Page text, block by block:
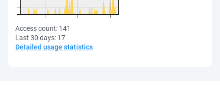
Access count: 141
Last 30 days: 17
Detailed usage statistics